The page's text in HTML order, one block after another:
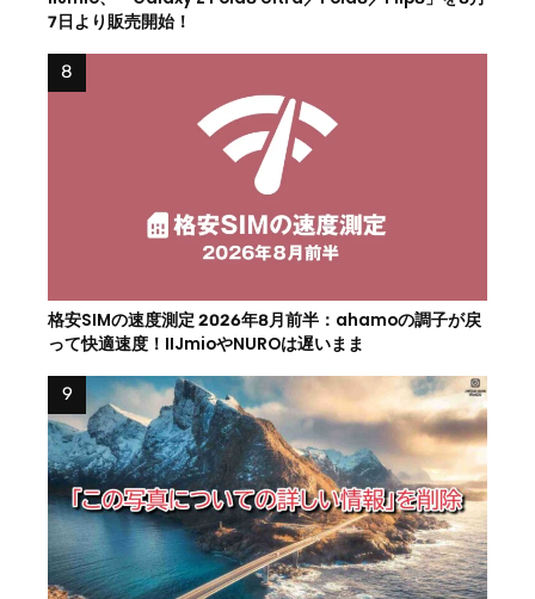
7日より販売開始！
格安SIMの速度測定 2026年8月前半：ahamoの調子が戻
って快適速度！IIJmioやNUROは遅いまま